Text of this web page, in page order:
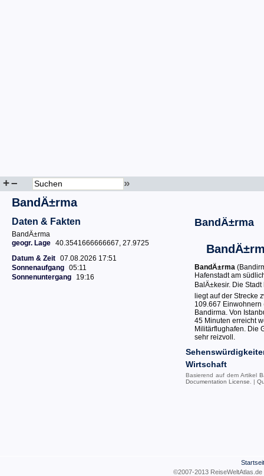
+– »
BandÄ±rma
Daten & Fakten
BandÄ±rma
geogr. Lage 40.3541666666667, 27.9725
Datum & Zeit 07.08.2026 17:51
Sonnenaufgang 05:11
Sonnenuntergang
19:16
BandÄ±rma
BandÄ±rma
Hafenstadt am
BalÄ±kesir. Die
liegt auf der Strecke
109.667 Einwohnern
Bandirma. Von
45 Minuten erreicht
Militärflughafen. Die
sehr reizvoll.
Wirtschaft
Basierend auf dem Artikel
Documentation License . |
©2007-2013